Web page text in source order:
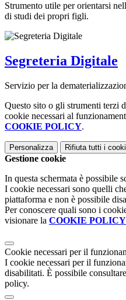
Strumento utile per orientarsi
di studi dei propri figli.
Segreteria Digitale
Servizio per la
Questo sito o gli strumenti terzi
cookie necessari al
COOKIE POLICY.
Personalizza Rifiuta tutti i
Gestione cookie
In questa schermata è possibile
I cookie necessari sono quelli
piattaforma e non è possibile
Per conoscere quali sono i
visionare la COOKIE POLICY
Cookie necessari per il
I cookie necessari per il
disabilitati. È possibile
policy.